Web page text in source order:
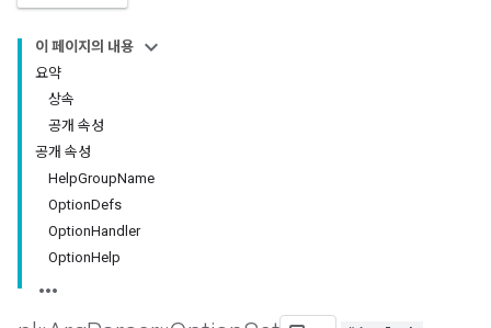
이 페이지의 내용
요약
상속
공개 속성
공개 속성
HelpGroupName
OptionDefs
OptionHandler
OptionHelp